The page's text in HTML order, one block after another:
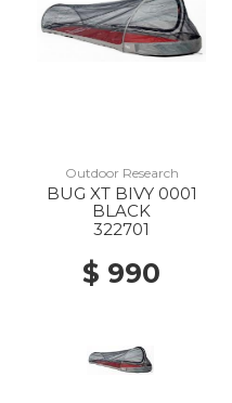
Outdoor Research
BUG XT BIVY 0001
BLACK
322701
$ 990